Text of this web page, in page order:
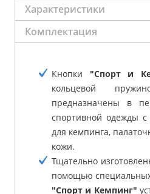
Характеристики
Комплектация
Кнопки "Спорт и
кольцевой
предназначены в
спортивной одежды с
для кемпинга,
кожи.
Тщательно
помощью
"Спорт и Кемпинг"